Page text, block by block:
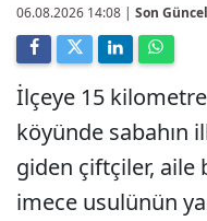
06.08.2026 14:08 | Son
İlçeye 15
köyünde sabahın
giden çiftçiler, aile
imece usulünün